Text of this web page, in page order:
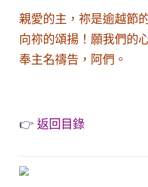
親愛的主，祢是逾越節
向祢的頌揚！願我們的
奉主名禱告，阿們。
👉 返回目錄